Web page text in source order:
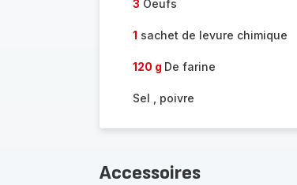
3 Oeufs
1 sachet de levure chimique
120 g De farine
Sel , poivre
Accessoires